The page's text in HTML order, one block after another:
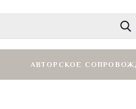
АВТОРСКОЕ